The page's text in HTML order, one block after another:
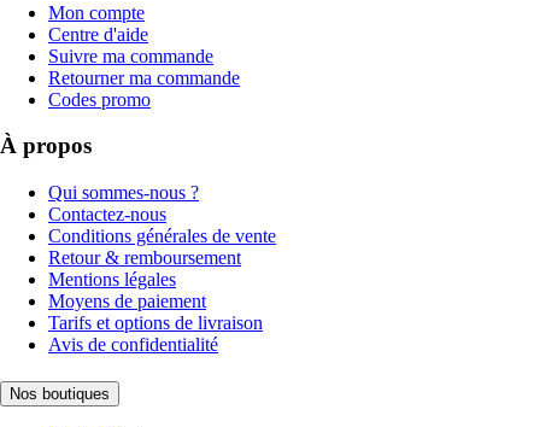
Mon compte
Centre d'aide
Suivre ma commande
Retourner ma commande
Codes promo
À propos
Qui sommes-nous ?
Contactez-nous
Conditions générales de vente
Retour & remboursement
Mentions légales
Moyens de paiement
Tarifs et options de livraison
Avis de confidentialité
Nos boutiques